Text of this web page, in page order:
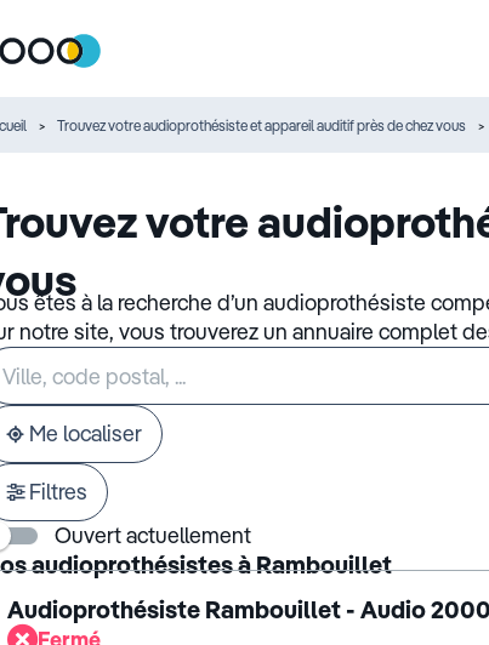
Trouvez votre audioprothésiste et appareil auditif près de chez vous
votre
êtes à la recherche d’un audioprothésiste
notre site, vous trouverez un annuaire complet
Me localiser
Filtres
Ouvert actuellement
audioprothésistes à Rambouillet
Audioprothésiste Rambouillet - Audio 2000
Fermé